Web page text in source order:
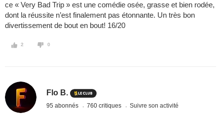
ce « Very Bad Trip » est une comédie osée, grasse et bien rodée,
dont la réussite n’est finalement pas étonnante. Un très bon
divertissement de bout en bout! 16/20
2 0
Flo B.
95 abonnés 760 critiques Suivre son activité